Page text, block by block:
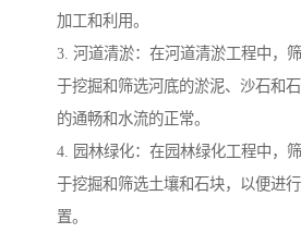
加工和利用。
3. 河道清淤：在河道清淤工程中，
于挖掘和筛选河底的淤泥、沙石和
的通畅和水流的正常。
4. 园林绿化：在园林绿化工程中，
于挖掘和筛选土壤和石块，以便进
置。